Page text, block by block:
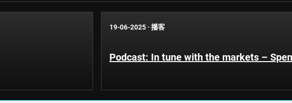
19-06-2025 · 播客
Podcast: In tune with the markets –